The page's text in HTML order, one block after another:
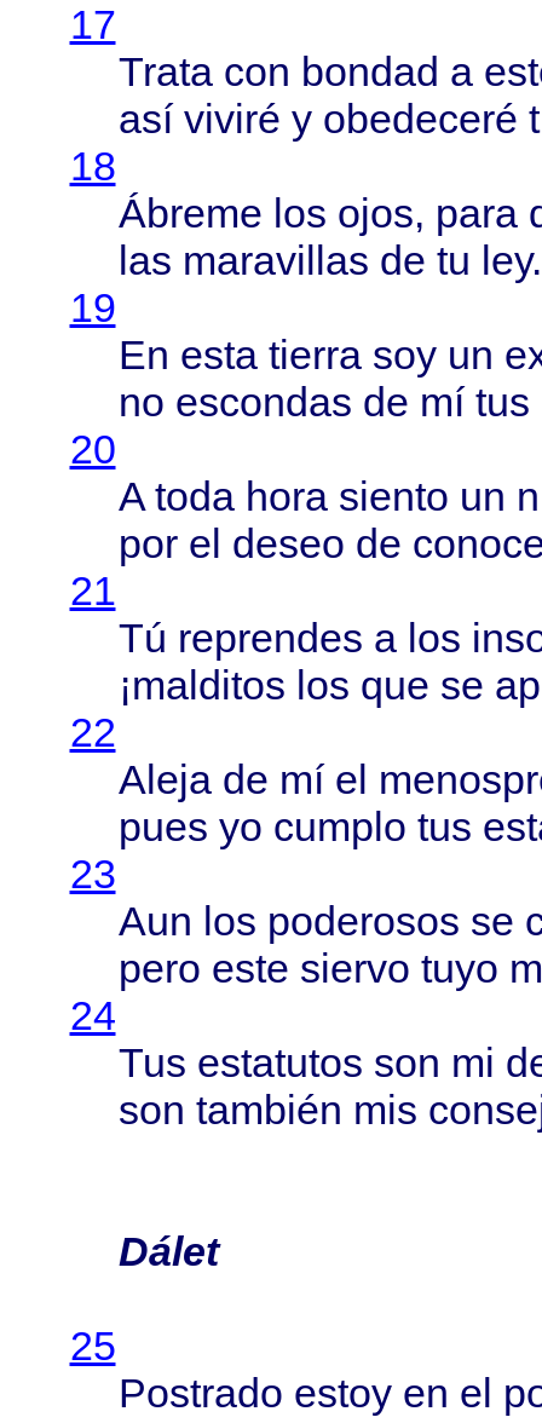
17
Tratacon bondad a
así viviré y obedeceré
18
Ábreme los ojos, para
las maravillas de tu ley.
19
En esta tierrasoy un
no escondas de mí tus
20
A toda hora siento un
por el deseo de
21
Tú reprendes a los
¡malditos los que se
22
Alejade mí el
pues yo cumplo tus
23
Aun los poderosos se
pero este siervo tuyo
24
Tus estatutos son mi
son también mis
Dálet
25
Postrado estoyen el